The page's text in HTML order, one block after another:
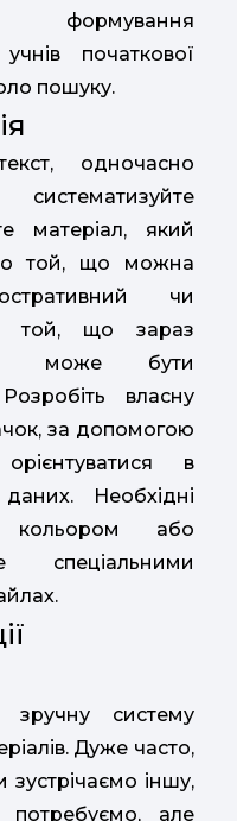
формування
початкової
пошуку.
одночасно
матеріал, який
той, що можна
чи
той, що зараз
може бути
власну
за допомогою
в
Необхідні
кольором або
спеціальними
зручну систему
Дуже часто,
іншу,
потребуємо, але